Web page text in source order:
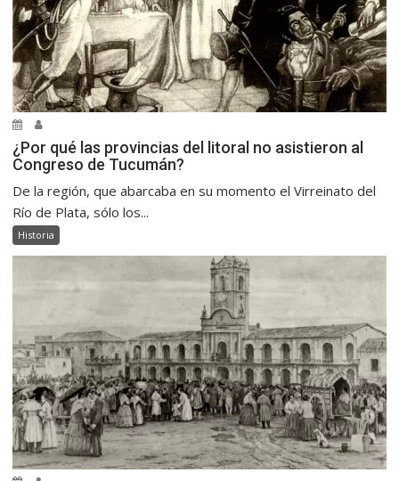
¿Por qué las provincias del litoral no asistieron al
Congreso de Tucumán?
De la región, que abarcaba en su momento el Virreinato del
Río de Plata, sólo los...
Historia